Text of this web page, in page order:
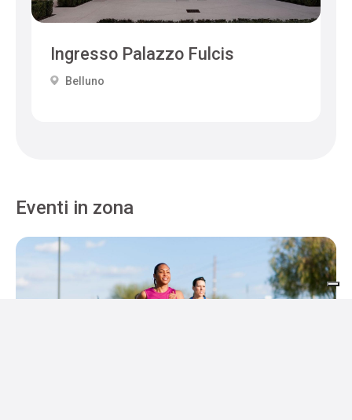
Ingresso Palazzo Fulcis
Belluno
Eventi in zona